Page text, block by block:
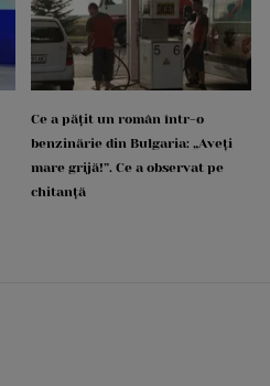
Ce a pățit un român într-o
benzinărie din Bulgaria: „Aveți
mare grijă!”. Ce a observat pe
chitanță